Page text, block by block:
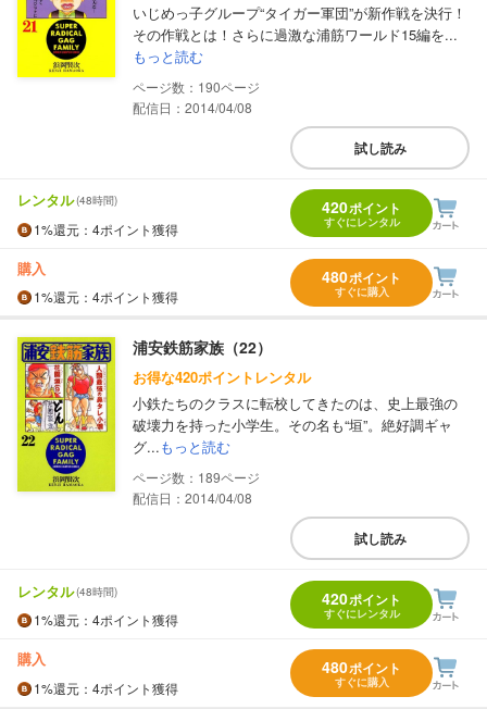
いじめっ子グループ“タイガー軍団”が新作戦を決行！
その作戦とは！さらに過激な浦筋ワールド15編を...
もっと読む
190
配信日：2014/04/08
試し読み
レンタル(48時間)
1%還元 ：4ポイント獲得
420ポイント
すぐにレンタル
購入
1%還元 ：4ポイント獲得
480ポイント
すぐに購入
浦安鉄筋家族（22）
お得な420ポイントレンタル
小鉄たちのクラスに転校してきたのは、史上最強の
破壊力を持った小学生。その名も“垣”。絶好調ギャ
グ...もっと読む
189
配信日：2014/04/08
試し読み
レンタル(48時間)
1%還元 ：4ポイント獲得
420ポイント
すぐにレンタル
購入
1%還元 ：4ポイント獲得
480ポイント
すぐに購入